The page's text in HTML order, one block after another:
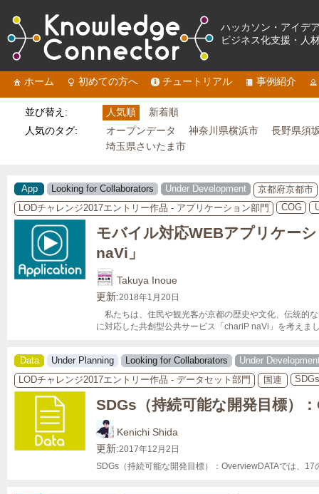
ハッカソン・アイデ
ビジネス化支援・人
ホーム 初めての方へ チュートリアル 事例紹介
並び替え: 人気順
新着順
人気のタグ:
オープンデータ 神奈川県横浜市
長野県須
埼玉県さいたま市
App Looking for Collaborators Under Development
京都府京都市
LODチャレンジ2017エントリー作品 - アプリケーション部門
COG
モバイル対応WEBアプリケー
naVi」
Takuya Inoue
更新:2018年1月20日
私たちは、住民や観光客が京都の歴史や文化、伝統的
に対応した共創型公共サービス「chariP naVi」を考えま
Data Under Planning Looking for Collaborators
Under
LODチャレンジ2017エントリー作品 - データセット部門
国連 SDGs
SDGs（持続可能な開発目標）
Kenichi Shida
更新:2017年12月2日
SDGs（持続可能な開発目標）：OverviewDATAでは、